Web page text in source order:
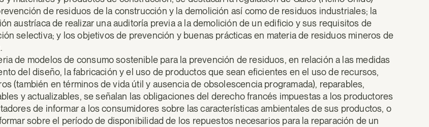
de residuos de la construcción y la demolición así como de residuos industriales; la
austríaca de realizar una auditoría previa a la demolición de un edificio y sus requisitos de
selectiva; y los objetivos de prevención y buenas prácticas en materia de residuos mineros de
de modelos de consumo sostenible para la prevención de residuos, en relación a las medidas
del diseño, la fabricación y el uso de productos que sean eficientes en el uso de recursos,
(también en términos de vida útil y ausencia de obsolescencia programada), reparables,
y actualizables, se señalan las obligaciones del derecho francés impuestas a los productores
de informar a los consumidores sobre las características ambientales de sus productos, o
sobre el período de disponibilidad de los repuestos necesarios para la reparación de un